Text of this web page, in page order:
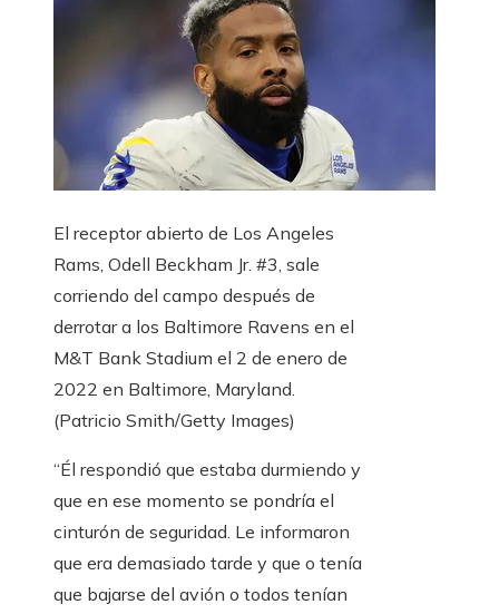
El receptor abierto de Los Angeles
Rams, Odell Beckham Jr. #3, sale
corriendo del campo después de
derrotar a los Baltimore Ravens en el
M&T Bank Stadium el 2 de enero de
2022 en Baltimore, Maryland.
(Patricio Smith/Getty Images)
“Él respondió que estaba durmiendo y
que en ese momento se pondría el
cinturón de seguridad. Le informaron
que era demasiado tarde y que o tenía
que bajarse del avión o todos tenían